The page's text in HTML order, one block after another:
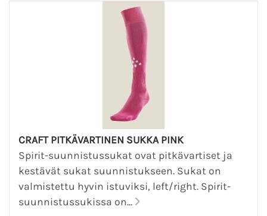
CRAFT PITKÄVARTINEN SUKKA PINK
Spirit-suunnistussukat ovat pitkävartiset ja
kestävät sukat suunnistukseen. Sukat on
valmistettu hyvin istuviksi, left/right. Spirit-
suunnistussukissa on...